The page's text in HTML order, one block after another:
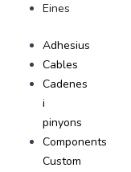
Eines
Adhesius
Cables
Cadenes
i
pinyons
Components
Custom